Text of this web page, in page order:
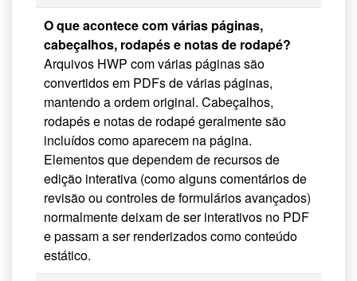
O que acontece com várias páginas,
cabeçalhos, rodapés e notas de rodapé?
Arquivos HWP com várias páginas são
convertidos em PDFs de várias páginas,
mantendo a ordem original. Cabeçalhos,
rodapés e notas de rodapé geralmente são
incluídos como aparecem na página.
Elementos que dependem de recursos de
edição interativa (como alguns comentários de
revisão ou controles de formulários avançados)
normalmente deixam de ser interativos no PDF
e passam a ser renderizados como conteúdo
estático.